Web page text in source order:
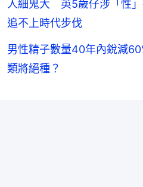
人細鬼大 英5歲仔涉「性
追不上時代步伐
男性精子數量40年內銳減
類將絕種？